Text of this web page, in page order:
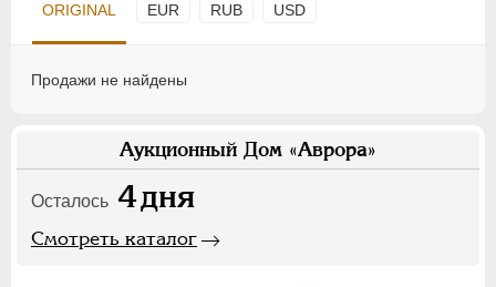
ORIGINAL EUR RUB USD
Продажи не найдены
Аукционный Дом «Аврора»
Осталось 4дня
Смотреть каталог